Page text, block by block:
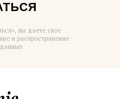
вы даете свое
и распространение